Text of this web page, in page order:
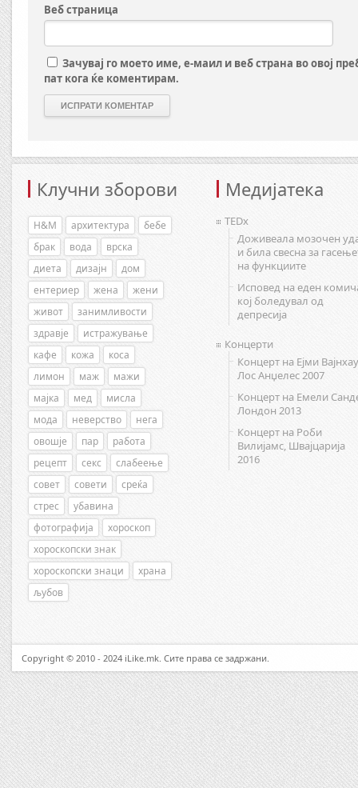
Веб страница
Зачувај го моето име, е-маил и веб страна во овој
пат кога ќе коментирам.
Клучни зборови
H&M архитектура
бебе
брак
вода
врска
диета
дизајн
дом
ентериер
жена
жени
живот
занимливости
здравје
истражување
кафе
кожа
коса
лимон
маж
мажи
мајка
мед
мисла
мода
неверство
нега
овошје
пар
работа
рецепт
секс
слабеење
совет
совети
среќа
стрес
убавина
фотографија
хороскоп
хороскопски знак
хороскопски знаци
храна
љубов
Медијатека
TEDx
Доживеала мозочен
и била свесна за
на функциите
Исповед на еден
кој боледувал од
депресија
Концерти
Концерт на Ејми
Лос Анџелес 2007
Концерт на Емели
Лондон 2013
Концерт на Роби
Вилијамс, Швајцарија
2016
Copyright © 2010 - 2024 iLike.mk. Сите права се задржани.